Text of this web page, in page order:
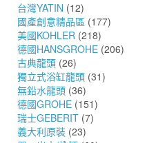
台灣YATIN (12)
國產創意精品區 (177)
美國KOHLER (218)
德國HANSGROHE (206)
古典龍頭 (26)
獨立式浴缸龍頭 (31)
無鉛水龍頭 (36)
德國GROHE (151)
瑞士GEBERIT (7)
義大利原裝 (23)